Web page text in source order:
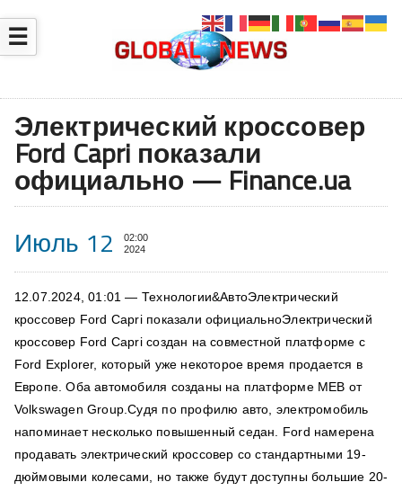
☰
Электрический кроссовер
Ford Capri показали
официально — Finance.ua
Июль 12
02:00
2024
12.07.2024, 01:01 — Технологии&АвтоЭлектрический
кроссовер Ford Capri показали официальноЭлектрический
кроссовер Ford Capri создан на совместной платформе с
Ford Explorer, который уже некоторое время продается в
Европе. Оба автомобиля созданы на платформе MEB от
Volkswagen Group.Судя по профилю авто, электромобиль
напоминает несколько повышенный седан. Ford намерена
продавать электрический кроссовер со стандартными 19-
дюймовыми колесами, но также будут доступны большие 20-